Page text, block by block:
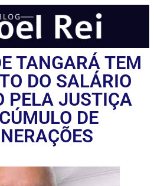
TANGARÁ TEM
DO SALÁRIO
PELA JUSTIÇA
DE